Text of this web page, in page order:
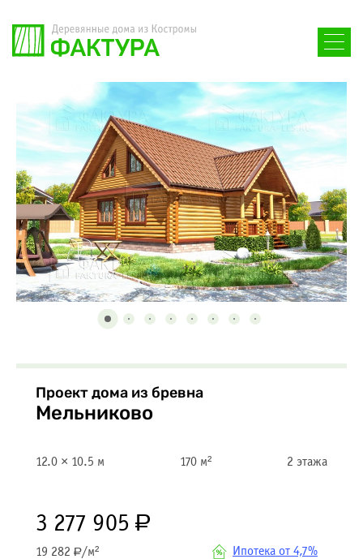
Проекты
Строительство
Покупателю
О компании
+7 (495) 722-74-50
Проект дома из бревна
Мельниково
12.0 × 10.5 м 170 м² 2 этажа
3 277 905 Р
19 282 Р/м² Ипотека от 4,7%